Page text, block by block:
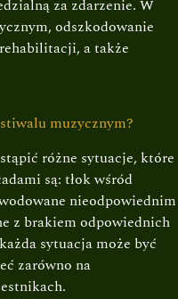
za zdarzenie. W
odszkodowanie
a także
muzycznym?
różne sytuacje, które
są: tłok wśród
nieodpowiednim
z brakiem odpowiednich
sytuacja może być
zarówno na